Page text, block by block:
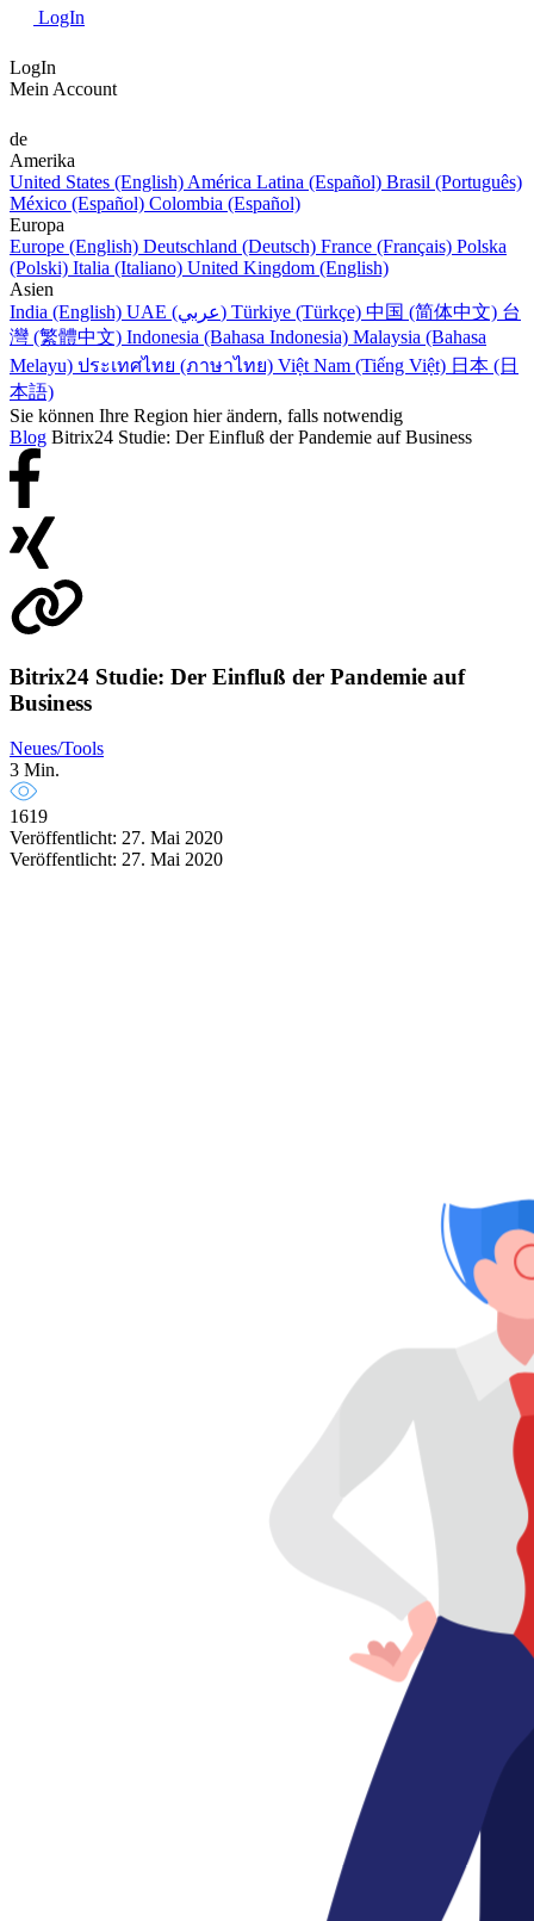
LogIn
LogIn
Mein Account
de
Amerika
United States (English) América Latina (Español) Brasil (Português)
México (Español) Colombia (Español)
Europa
Europe (English) Deutschland (Deutsch) France (Français) Polska
(Polski) Italia (Italiano) United Kingdom (English)
Asien
India (English)
UAE (عربي) Türkiye (Türkçe) 中国 (简体中文) 台
灣 (繁體中文) Indonesia (Bahasa Indonesia) Malaysia (Bahasa
Melayu) ประเทศไทย (ภาษาไทย) Việt Nam (Tiếng Việt) 日本 (日
本語)
Sie können Ihre Region hier ändern, falls notwendig
Blog Bitrix24 Studie: Der Einfluß der Pandemie auf Business
Bitrix24 Studie: Der Einfluß der Pandemie auf
Business
Neues/Tools
3 Min.
1619
Veröffentlicht: 27. Mai 2020
Veröffentlicht: 27. Mai 2020